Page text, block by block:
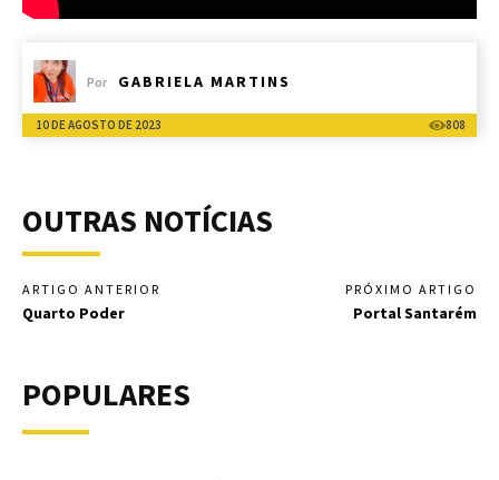
Por GABRIELA MARTINS
10 DE AGOSTO DE 2023 808
OUTRAS NOTÍCIAS
ARTIGO ANTERIOR
Quarto Poder
PRÓXIMO ARTIGO
Portal Santarém
POPULARES